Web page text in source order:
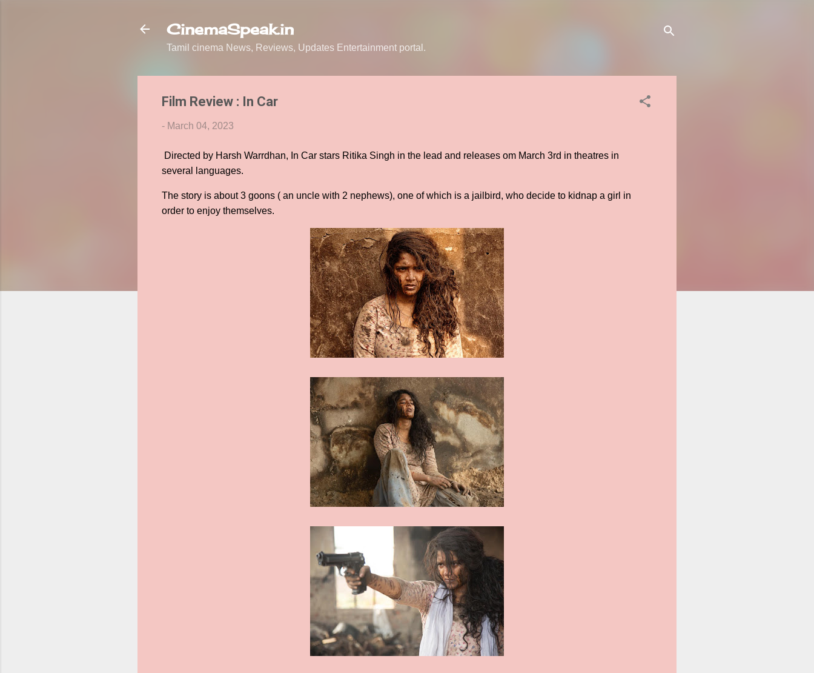
CinemaSpeak.in
Tamil cinema News, Reviews, Updates Entertainment portal.
Film Review : In Car
- March 04, 2023
Directed by Harsh Warrdhan, In Car stars Ritika Singh in the lead and releases om March 3rd in theatres in
several languages.
The story is about 3 goons ( an uncle with 2 nephews), one of which is a jailbird, who decide to kidnap a girl in
order to enjoy themselves.